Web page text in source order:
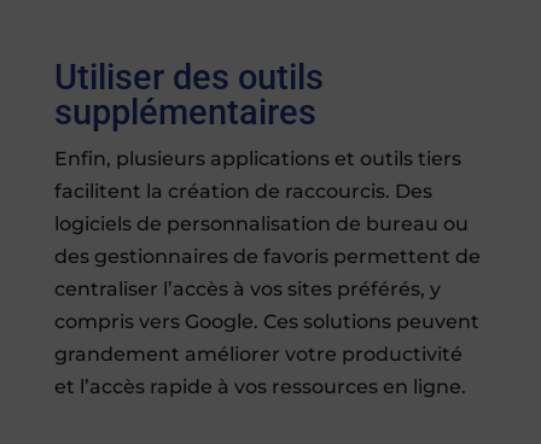
Utiliser des outils
supplémentaires
Enfin, plusieurs applications et outils tiers
facilitent la création de raccourcis. Des
logiciels de personnalisation de bureau ou
des gestionnaires de favoris permettent de
centraliser l’accès à vos sites préférés, y
compris vers Google. Ces solutions peuvent
grandement améliorer votre productivité
et l’accès rapide à vos ressources en ligne.